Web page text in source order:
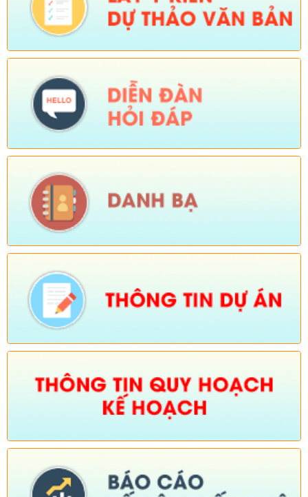
Ngày ban hành: (23/01/2026)
San năm 2025 thuộc Chương trình MTQG phát triển kinh tế xã
2025)
Ngày ban hành: (26/08/2025) - Ngày hiệu lực: (01/12/2025)